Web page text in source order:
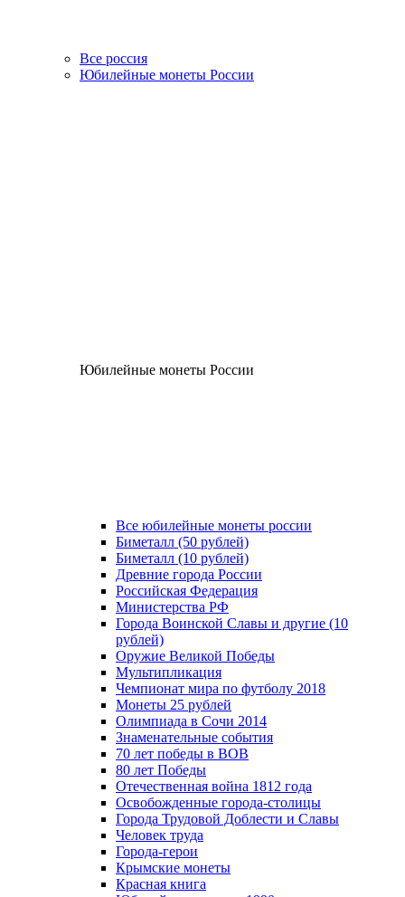
Все россия
Юбилейные монеты России
Юбилейные монеты России
Все юбилейные монеты россии
Биметалл (50 рублей)
Биметалл (10 рублей)
Древние города России
Российская Федерация
Министерства РФ
Города Воинской Славы и другие (10
рублей)
Оружие Великой Победы
Мультипликация
Чемпионат мира по футболу 2018
Монеты 25 рублей
Олимпиада в Сочи 2014
Знаменательные события
70 лет победы в ВОВ
80 лет Победы
Отечественная война 1812 года
Освобожденные города-столицы
Города Трудовой Доблести и Славы
Человек труда
Города-герои
Крымские монеты
Красная книга